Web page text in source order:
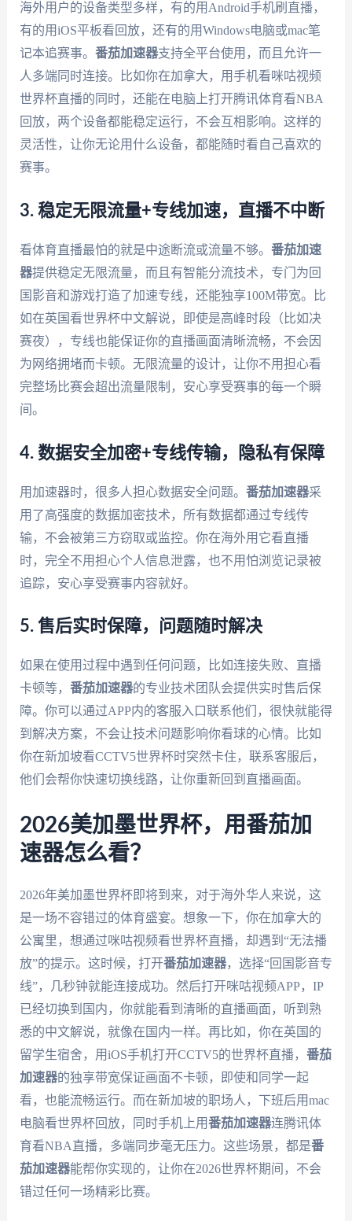
海外用户的设备类型多样，有的用Android手机刷直播，
有的用iOS平板看回放，还有的用Windows电脑或mac笔
记本追赛事。 番茄加速器支持全平台使用，而且允许一
人多端同时连接。比如你在加拿大，用手机看咪咕视频
世界杯直播的同时，还能在电脑上打开腾讯体育看NBA
回放，两个设备都能稳定运行，不会互相影响。这样的
灵活性，让你无论用什么设备，都能随时看自己喜欢的
赛事。
3. 稳定无限流量+专线加速，直播不中断
看体育直播最怕的就是中途断流或流量不够。 番茄加速
器提供稳定无限流量，而且有智能分流技术，专门为回
国影音和游戏打造了加速专线，还能独享100M带宽。比
如在英国看世界杯中文解说，即使是高峰时段（比如决
赛夜），专线也能保证你的直播画面清晰流畅，不会因
为网络拥堵而卡顿。无限流量的设计，让你不用担心看
完整场比赛会超出流量限制，安心享受赛事的每一个瞬
间。
4. 数据安全加密+专线传输，隐私有保障
用加速器时，很多人担心数据安全问题。 番茄加速器采
用了高强度的数据加密技术，所有数据都通过专线传
输，不会被第三方窃取或监控。你在海外用它看直播
时，完全不用担心个人信息泄露，也不用怕浏览记录被
追踪，安心享受赛事内容就好。
5. 售后实时保障，问题随时解决
如果在使用过程中遇到任何问题，比如连接失败、直播
卡顿等， 番茄加速器的专业技术团队会提供实时售后保
障。你可以通过APP内的客服入口联系他们，很快就能得
到解决方案，不会让技术问题影响你看球的心情。比如
你在新加坡看CCTV5世界杯时突然卡住，联系客服后，
他们会帮你快速切换线路，让你重新回到直播画面。
2026美加墨世界杯，用番茄加
速器怎么看？
2026年美加墨世界杯即将到来，对于海外华人来说，这
是一场不容错过的体育盛宴。想象一下，你在加拿大的
公寓里，想通过咪咕视频看世界杯直播，却遇到“无法播
放”的提示。这时候，打开番茄加速器，选择“回国影音专
线”，几秒钟就能连接成功。然后打开咪咕视频APP，IP
已经切换到国内，你就能看到清晰的直播画面，听到熟
悉的中文解说，就像在国内一样。再比如，你在英国的
留学生宿舍，用iOS手机打开CCTV5的世界杯直播， 番茄
加速器的独享带宽保证画面不卡顿，即使和同学一起
看，也能流畅运行。而在新加坡的职场人，下班后用mac
电脑看世界杯回放，同时手机上用番茄加速器连腾讯体
育看NBA直播，多端同步毫无压力。这些场景，都是番
茄加速器能帮你实现的，让你在2026世界杯期间，不会
错过任何一场精彩比赛。